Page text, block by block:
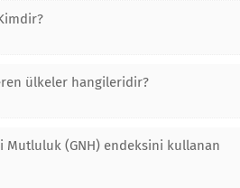
ülkeler hangileridir?
Mutluluk (GNH) endeksini kullanan